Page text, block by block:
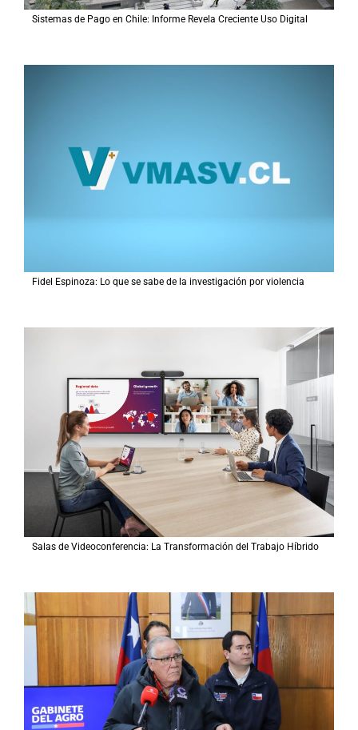
Sistemas de Pago en Chile: Informe Revela Creciente Uso Digital
Fidel Espinoza: Lo que se sabe de la investigación por violencia
Salas de Videoconferencia: La Transformación del Trabajo Híbrido